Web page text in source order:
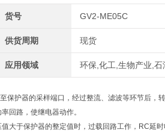
货号 GV2-ME05C
供货周期 现货
应用领域 环保,化工,生物产业,
保护器的采样端口，经过整流、滤波等环节后，
回路，使继电器动作。
大于保护器的整定值时，过载回路工作，RC延